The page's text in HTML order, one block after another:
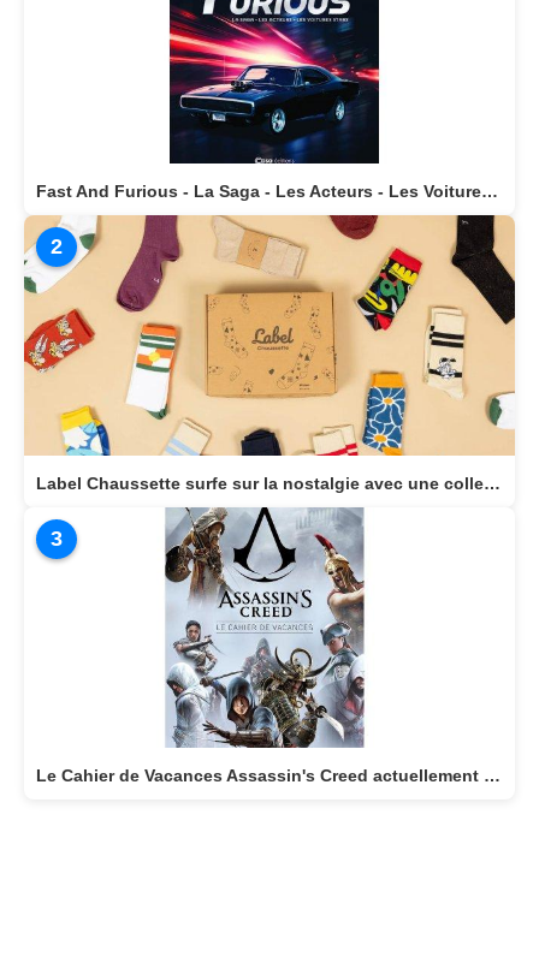
Fast And Furious - La Saga - Les Acteurs - Les Voitures Stars actuellement disponible en librairie
2
Label Chaussette surfe sur la nostalgie avec une collection dédiée aux héros cultes de notre enfance
3
Le Cahier de Vacances Assassin's Creed actuellement disponible